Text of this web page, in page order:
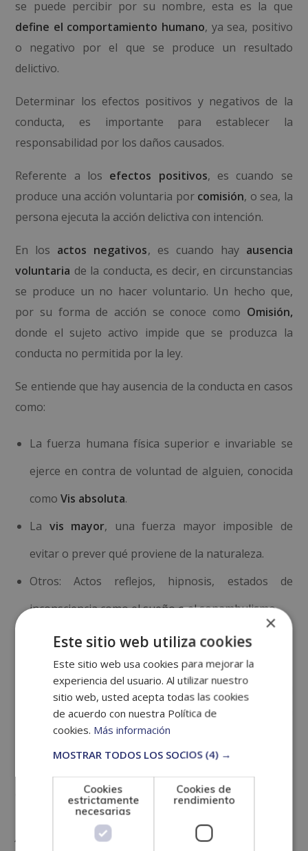
se puede percibir por su nombre, esta es la que
define el comportamiento humano, ya sea, positivo
o negativo por el que se produce un resultado
delictivo.
Determinar los efectos positivos y negativos de la
conducta, es importante para establecer la
responsabilidad por los daños causados.
Referente a los efectos positivos, es cuando se
produce una acción voluntaria por comisión, o sea, la
persona ejecuta la acción delictiva con intención.
En los actos negativos, es cuando hay ausencia
voluntaria de la conducta, es decir, en circunstancias
se produce un no hacer voluntario. Un hecho que,
por su forma de acción se conoce como Omisión,
donde el sujeto activo impide que se produzca la
conducta no permitida por la ley.
Se entiende que hay ausencia de la conducta en casos
como:
La fuerza humana física superior e invariable se
ejerce en contra de voluntad de alguien, conocida
comoVis absoluta.
La vis mayor, una fuerza mayor imposible de
evitar o prever qué proviene de la naturaleza.
Otros: Actos reflejos, hipnosis, estados de
inconsciencia como el sueño o el sonambulismo.
Tipicidad
Una vez identificada la conducta, se determina en el
plano real recogido en la legislación. Esta es un
elemento para configurar el delito. Si no hay tipicidad,
el delito no puede existir. En ese sentido, el acto
delictivo debe considerarse como tal dentro del
código penal.
Antijuridicidad
×
Este sitio web utiliza cookies
Este sitio web usa cookies para mejorar la
experiencia del usuario. Al utilizar nuestro
sitio web, usted acepta todas las cookies
de acuerdo con nuestra Política de
cookies. Más información
MOSTRAR TODOS LOS SOCIOS (4) →
Cookies
estrictamente
necesarias
Cookies de
rendimiento